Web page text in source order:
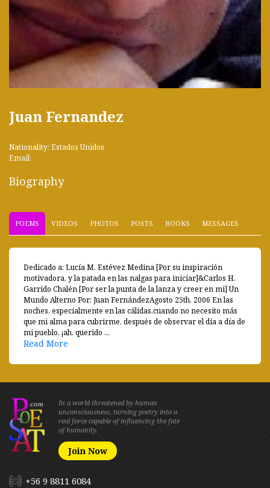
Juan Fernandez
Nationality: Estados Unidos
Email:
Biography
POEMS VIDEOS PHOTOS POSTS BOOKS MESSAGES
Dedicado a: Lucía M. Estévez Medina [Por su inspiración
motivadora, y la patada en las nalgas para iniciar]&Carlos H.
Garrido Chalén [Por ser la punta de la lanza y creer en mi] Un
Mundo Alterno Por: Juan FernándezAgosto 25th, 2006 En las
noches, especialmente en las cálidas,cuando no necesito más
que mi alma para cubrirme, después de observar el día a día de
mi pueblo, ¡ah, querido ...
Read More
In a world threatened by human
unconsciousness, turning poetry into a
real force capable of influencing the fate
of humanity.
Join Now
+56 9 8811 6084